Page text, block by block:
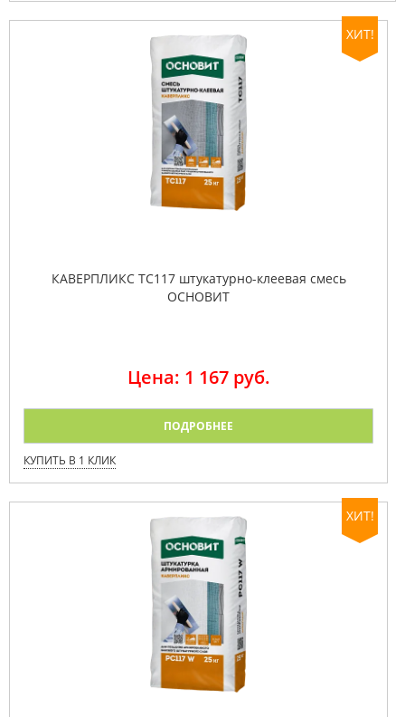
ХИТ!
КАВЕРПЛИКС TC117 штукатурно-клеевая смесь
ОСНОВИТ
Цена: 1 167 руб.
ПОДРОБНЕЕ
КУПИТЬ В 1 КЛИК
ХИТ!